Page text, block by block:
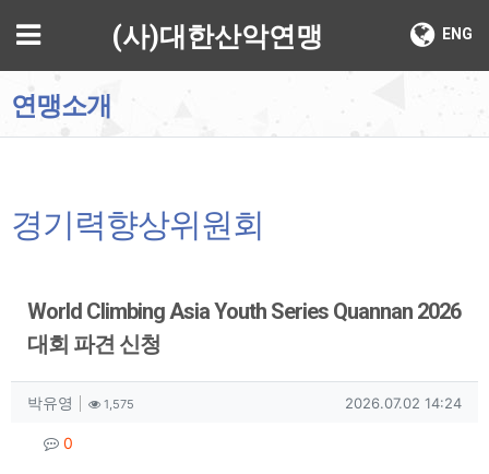
메뉴 ENG
(사)대한산악연맹
연맹소개
경기력향상위원회
World Climbing Asia Youth Series Quannan 2026
대회 파견 신청
작성자 정보
박유영 작성1,575조회 작성일
2026.07.02 14:24
컨텐츠 정보
0